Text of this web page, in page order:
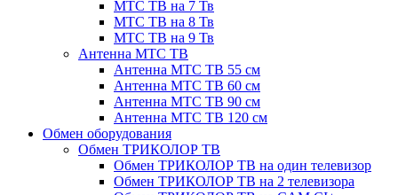
МТС ТВ на 7 Тв
МТС ТВ на 8 Тв
МТС ТВ на 9 Тв
Антенна МТС ТВ
Антенна МТС ТВ 55 см
Антенна МТС ТВ 60 см
Антенна МТС ТВ 90 см
Антенна МТС ТВ 120 см
Обмен оборудования
Обмен ТРИКОЛОР ТВ
Обмен ТРИКОЛОР ТВ на один телевизор
Обмен ТРИКОЛОР ТВ на 2 телевизора